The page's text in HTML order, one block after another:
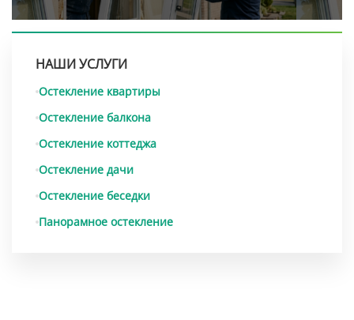
НАШИ УСЛУГИ
Остекление квартиры
Остекление балкона
Остекление коттеджа
Остекление дачи
Остекление беседки
Панорамное остекление